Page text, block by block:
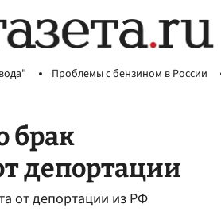
Проблемы с бензином в России
брак
депортации
от депортации из РФ